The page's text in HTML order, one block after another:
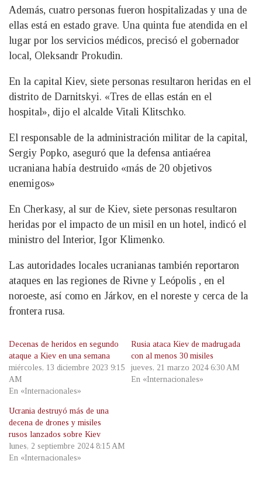
Además, cuatro personas fueron hospitalizadas y una de
ellas está en estado grave. Una quinta fue atendida en el
lugar por los servicios médicos, precisó el gobernador
local, Oleksandr Prokudin.
En la capital Kiev, siete personas resultaron heridas en el
distrito de Darnitskyi. «Tres de ellas están en el
hospital», dijo el alcalde Vitali Klitschko.
El responsable de la administración militar de la capital,
Sergiy Popko, aseguró que la defensa antiaérea
ucraniana había destruido «más de 20 objetivos
enemigos»
En Cherkasy, al sur de Kiev, siete personas resultaron
heridas por el impacto de un misil en un hotel, indicó el
ministro del Interior, Igor Klimenko.
Las autoridades locales ucranianas también reportaron
ataques en las regiones de Rivne y Leópolis , en el
noroeste, así como en Járkov, en el noreste y cerca de la
frontera rusa.
Decenas de heridos en segundo
ataque a Kiev en una semana
miércoles, 13 diciembre 2023 9:15
AM
En «Internacionales»
Rusia ataca Kiev de madrugada
con al menos 30 misiles
jueves, 21 marzo 2024 6:30 AM
En «Internacionales»
Ucrania destruyó más de una
decena de drones y misiles
rusos lanzados sobre Kiev
lunes, 2 septiembre 2024 8:15 AM
En «Internacionales»